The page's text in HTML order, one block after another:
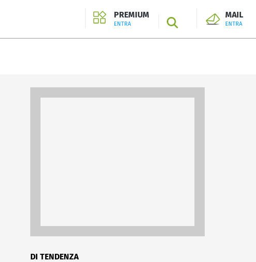
PREMIUM
ENTRA SEARCH
MAIL
ENTRA
DI TENDENZA